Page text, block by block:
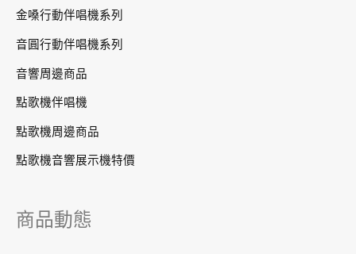
金嗓行動伴唱機系列
音圓行動伴唱機系列
音響周邊商品
點歌機伴唱機
點歌機周邊商品
點歌機音響展示機特價
商品動態